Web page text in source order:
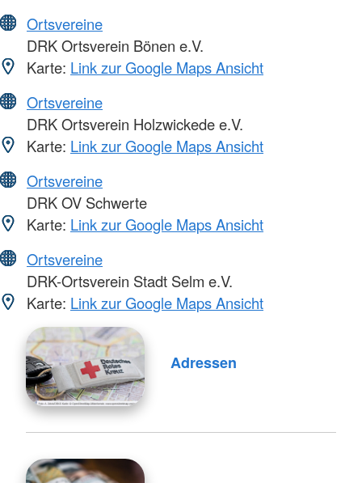
Ortsvereine
DRK Ortsverein Bönen e.V.
Karte: Link zur Google Maps Ansicht
Ortsvereine
DRK Ortsverein Holzwickede e.V.
Karte: Link zur Google Maps Ansicht
Ortsvereine
DRK OV Schwerte
Karte: Link zur Google Maps Ansicht
Ortsvereine
DRK-Ortsverein Stadt Selm e.V.
Karte: Link zur Google Maps Ansicht
Adressen